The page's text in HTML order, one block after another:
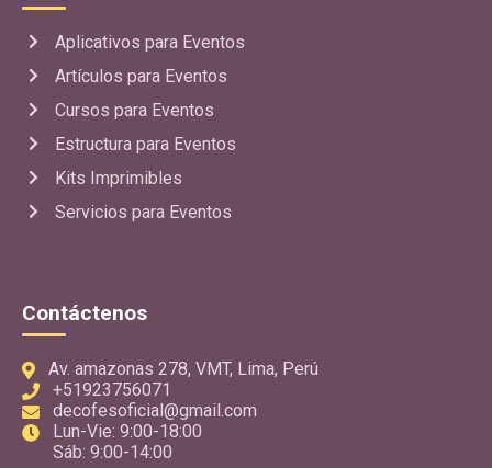
Aplicativos para Eventos
Artículos para Eventos
Cursos para Eventos
Estructura para Eventos
Kits Imprimibles
Servicios para Eventos
Contáctenos
Av. amazonas 278, VMT, Lima, Perú
+51923756071
decofesoficial@gmail.com
Lun-Vie: 9:00-18:00
Sáb: 9:00-14:00